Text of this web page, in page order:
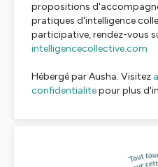
propositions
pratiques d'intelligence
participative, rendez-vous
intelligencecollective.com
Hébergé par Ausha. Visitez
confidentialitepour plus